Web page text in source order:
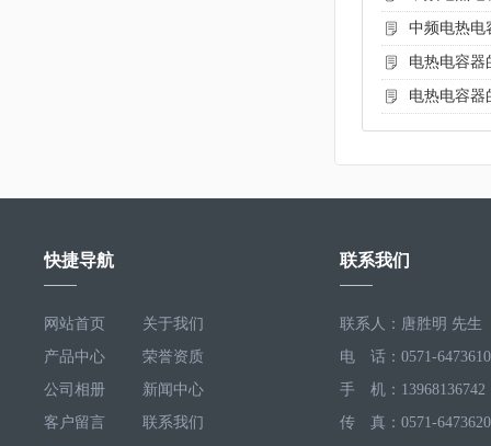
中频电热电
电热电容器
电热电容器
快捷导航
网站首页
关于我们
产品中心
荣誉资质
公司相册
新闻中心
客户留言
联系我们
联系我们
联系人：唐胜明 先生
电 话：0571-
手 机：13968136742
传 真：0571-